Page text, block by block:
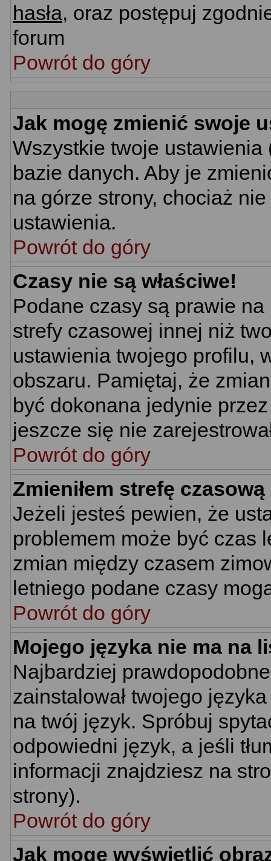
hasła, oraz postępuj
forum
Powrót do góry
Jak mogę zmienić swoje
Wszystkie twoje
bazie danych. Aby je
na górze strony, chociaż
ustawienia.
Powrót do góry
Czasy nie są właściwe!
Podane czasy są prawie
strefy czasowej innej niż
ustawienia twojego profilu,
obszaru. Pamiętaj, że
być dokonana jedynie
jeszcze się nie
Powrót do góry
Zmieniłem strefę
Jeżeli jesteś pewien, że
problemem może być czas
zmian między czasem
letniego podane czasy
Powrót do góry
Mojego języka nie ma na
Najbardziej
zainstalował twojego
na twój język. Spróbuj
odpowiedni język, a jeśli
informacji znajdziesz na
strony).
Powrót do góry
Jak mogę wyświetlić